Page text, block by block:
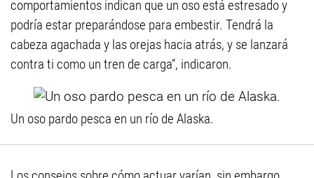
comportamientos indican que un oso está estresado y
podría estar preparándose para embestir. Tendrá la
cabeza agachada y las orejas hacia atrás, y se lanzará
contra ti como un tren de carga”, indicaron.
Un oso pardo pesca en un río de Alaska.